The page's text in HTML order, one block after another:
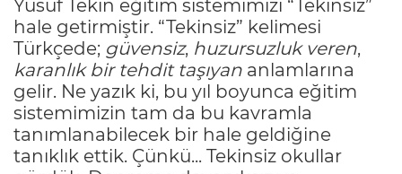
Yusuf Tekin eğitim sistemimizi “Tekinsiz”
hale getirmiştir. “Tekinsiz” kelimesi
Türkçede; güvensiz, huzursuzluk veren,
karanlık bir tehdit taşıyan anlamlarına
gelir. Ne yazık ki, bu yıl boyunca eğitim
sistemimizin tam da bu kavramla
tanımlanabilecek bir hale geldiğine
tanıklık ettik. Çünkü... Tekinsiz okullar